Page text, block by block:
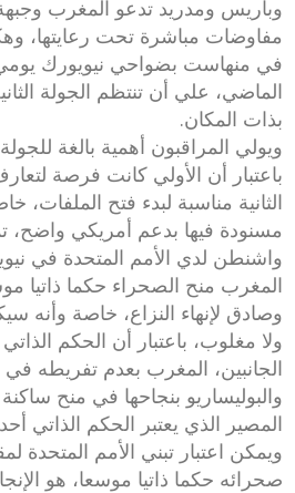
وباريس ومدريد تدعو المغرب وجبهة
مفاوضات مباشرة تحت رعايتها،
بذات المكان.
ويولي المراقبون أهمية بالغة
باعتبار أن الأولي كانت فرصة
الثانية مناسبة لبدء فتح
مسنودة فيها بدعم أمريكي واضح،
واشنطن لدي الأمم المتحدة في
المغرب منح الصحراء حكما ذاتيا
وصادق لإنهاء النزاع، خاصة وأنه
ولا مغلوب، باعتبار أن الحكم
الجانبين، المغرب بعدم تفريطه في
والبوليساريو بنجاحها في منح
المصير الذي يعتبر الحكم الذاتي
ويمكن اعتبار تبني الأمم المتحدة
صحرائه حكما ذاتيا موسعا، هو